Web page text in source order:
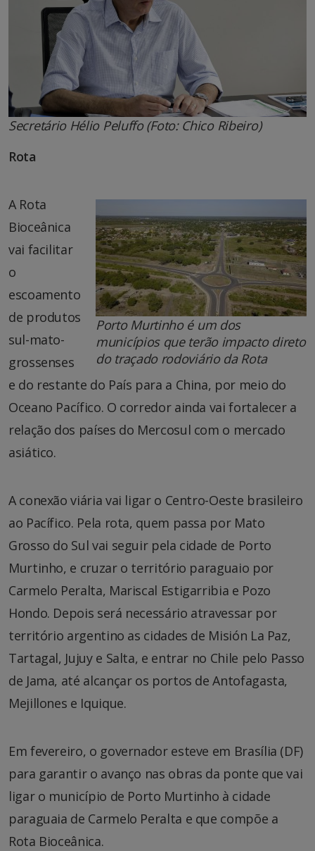
Secretário Hélio Peluffo (Foto: Chico Ribeiro)
Rota
Porto Murtinho é um dos
municípios que terão impacto direto
do traçado rodoviário da Rota
A Rota
Bioceânica
vai facilitar
o
escoamento
de produtos
sul-mato-
grossenses
e do restante do País para a China, por meio do
Oceano Pacífico. O corredor ainda vai fortalecer a
relação dos países do Mercosul com o mercado
asiático.
A conexão viária vai ligar o Centro-Oeste brasileiro
ao Pacífico. Pela rota, quem passa por Mato
Grosso do Sul vai seguir pela cidade de Porto
Murtinho, e cruzar o território paraguaio por
Carmelo Peralta, Mariscal Estigarribia e Pozo
Hondo. Depois será necessário atravessar por
território argentino as cidades de Misión La Paz,
Tartagal, Jujuy e Salta, e entrar no Chile pelo Passo
de Jama, até alcançar os portos de Antofagasta,
Mejillones e Iquique.
Em fevereiro, o governador esteve em Brasília (DF)
para garantir o avanço nas obras da ponte que vai
ligar o município de Porto Murtinho à cidade
paraguaia de Carmelo Peralta e que compõe a
Rota Bioceânica.